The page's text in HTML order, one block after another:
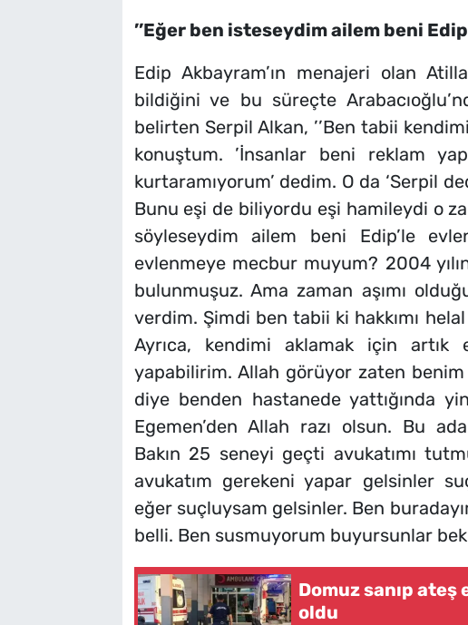
’’Eğer ben isteseydim ailem beni
Edip Akbayram’ın menajeri olan
bildiğini ve bu süreçte
belirten Serpil Alkan, ’’Ben tabii
konuştum. ’İnsanlar beni reklam
kurtaramıyorum’ dedim. O da ‘Serpil
Bunu eşi de biliyordu eşi hamileydi o
söyleseydim ailem beni Edip’le
evlenmeye mecbur muyum? 2004
bulunmuşuz. Ama zaman aşımı
verdim. Şimdi ben tabii ki hakkımı
Ayrıca, kendimi aklamak için
yapabilirim. Allah görüyor zaten
diye benden hastanede yattığında
Egemen’den Allah razı olsun. Bu
Bakın 25 seneyi geçti avukatımı
avukatım gerekeni yapar gelsinler
eğer suçluysam gelsinler. Ben
belli. Ben susmuyorum buyursunlar
Domuz sanıp ateş
oldu